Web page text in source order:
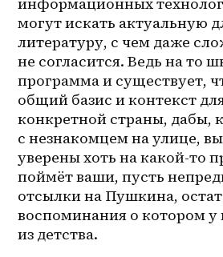
могут искать актуальную
литературу, с чем даже
не согласится. Ведь на то
программа и существует,
общий базис и контекст
конкретной страны, дабы,
с незнакомцем на улице,
уверены хоть на какой-то
поймёт ваши, пусть
отсылки на Пушкина,
воспоминания о котором у
из детства.